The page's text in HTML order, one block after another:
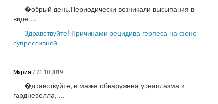
�обрый день.Периодически возникали высыпания в
виде ...
Здравствуйте! Причинами рецидива герпеса на фоне
супрессивной...
Мария / 21.10.2019
�дравствуйте, в мазке обнаружена уреаплазма и
гарднерелла, ...